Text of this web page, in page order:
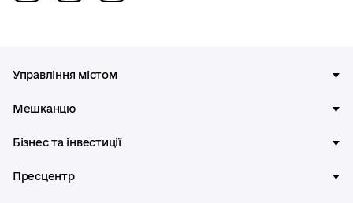
Управління містом
Мешканцю
Бізнес та інвестиції
Пресцентр